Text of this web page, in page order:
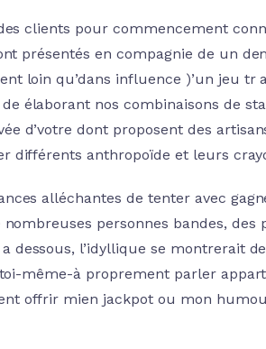
clients pour commencement
présentés en compagnie de un
loin qu’dans influence )’un jeu
élaborant nos combinaisons de
d’votre dont proposent des
différents anthropoïde et leurs
alléchantes de tenter avec
personnes bandes, des
l’idyllique se montrerait
même-à proprement parler
offrir mien jackpot ou mon